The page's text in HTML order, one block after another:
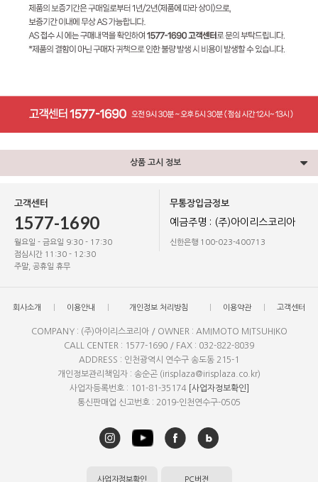
상품 고시 정보
고객센터
1577-1690
월요일 - 금요일 9:30 - 17:30
점심시간 11:30 - 12:30
주말, 공휴일 휴무
무통장입금정보
예금주명 : (주)아이리스코리아
신한은행 100-023-400713
회사소개 이용안내 개인정보 처리방침 이용약관 고객센터
COMPANY : (주)아이리스코리아 / OWNER : AMIMOTO MITSUHIKO
CALL CENTER : 1577-1690 / FAX : 032-822-8039
ADDRESS : 인천광역시 연수구 송도동 215-1
개인정보관리책임자 : 송순곤 (irisplaza@irisplaza.co.kr)
사업자등록번호 : 101-81-35174 [사업자정보확인]
통신판매업 신고번호 : 2019-인천연수구-0505
사업자정보확인 PC버전